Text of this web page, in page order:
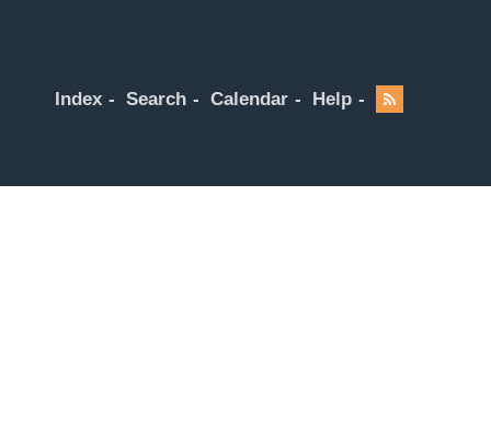
Index Search Calendar Help